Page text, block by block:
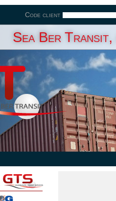
Code client
Sea Ber